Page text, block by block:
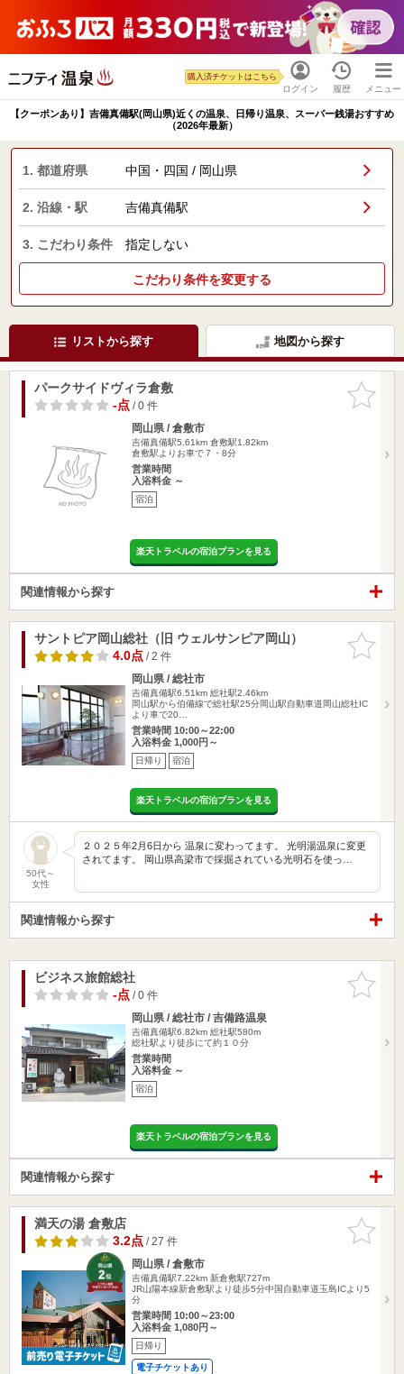
ログイン
購入済チケットはこちら
履歴 メニュー
【クーポンあり】吉備真備駅(岡山県)近くの温泉、日帰り温泉、スーパー銭湯おすすめ
（2026年最新）
1. 都道府県 中国・四国 / 岡山県
2. 沿線・駅 吉備真備駅
3. こだわり条件 指定しない
こだわり条件を変更する
リストから探す 地図から探す
お気に入
りに追加
パークサイドヴィラ倉敷
-点/ 0 件
岡山県 / 倉敷市
吉備真備駅5.61km 倉敷駅1.82km
倉敷駅よりお車で７・8分
営業時間
入浴料金 ～
宿泊
楽天トラベルの宿泊プランを見る
関連情報から探す
お気に入
りに追加
サントピア岡山総社（旧 ウェルサンピア岡山）
4.0点/ 2 件
岡山県 / 総社市
吉備真備駅6.51km 総社駅2.46km
岡山駅から伯備線で総社駅25分岡山駅自動車道岡山総社IC
より車で20…
営業時間 10:00～22:00
入浴料金 1,000円～
日帰り 宿泊
楽天トラベルの宿泊プランを見る
50代～
女性
２０２５年2月6日から 温泉に変わってます。 光明湯温泉に変更
されてます。 岡山県高梁市で採掘されている光明石を使っ…
関連情報から探す
お気に入
りに追加
ビジネス旅館総社
-点/ 0 件
岡山県 / 総社市 / 吉備路温泉
吉備真備駅6.82km 総社駅580m
総社駅より徒歩にて約１０分
営業時間
入浴料金 ～
宿泊
楽天トラベルの宿泊プランを見る
関連情報から探す
お気に入
りに追加
満天の湯 倉敷店
3.2点/ 27 件
岡山県 / 倉敷市
吉備真備駅7.22km 新倉敷駅727m
JR山陽本線新倉敷駅より徒歩5分中国自動車道玉島ICより5
分
営業時間 10:00～23:00
入浴料金 1,080円～
日帰り
電子チケットあり